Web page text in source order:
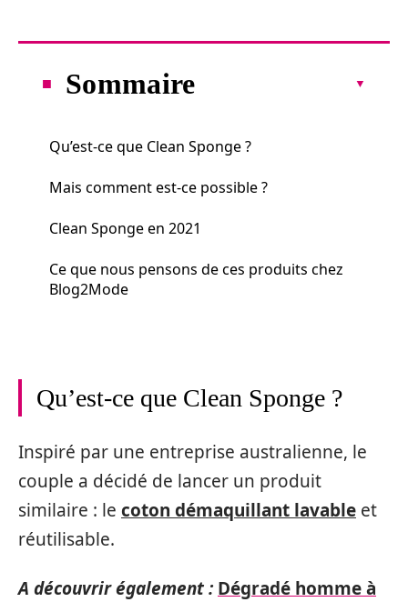
Sommaire
Qu’est-ce que Clean Sponge ?
Mais comment est-ce possible ?
Clean Sponge en 2021
Ce que nous pensons de ces produits chez
Blog2Mode
Qu’est-ce que Clean Sponge ?
Inspiré par une entreprise australienne, le
couple a décidé de lancer un produit
similaire : le coton démaquillant lavable et
réutilisable.
A découvrir également : Dégradé homme à